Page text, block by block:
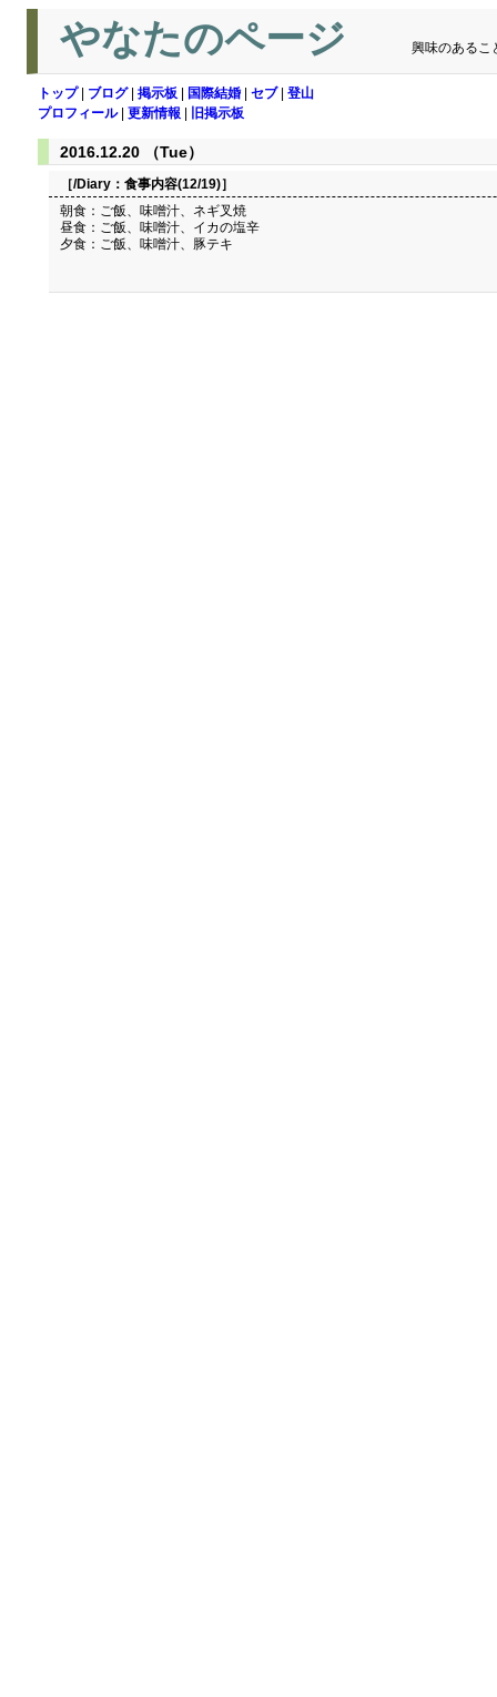
やなたのページ 興味のあるこ
トップ| ブログ| 掲示板 国際結婚 セブ| 登山
プロフィール| 更新情報 旧掲示板
2016.12.20 （Tue）
［/Diary： 食事内容(12/19)］
朝食：ご飯、味噌汁、ネギ叉焼
昼食：ご飯、味噌汁、イカの塩辛
夕食：ご飯、味噌汁、豚テキ